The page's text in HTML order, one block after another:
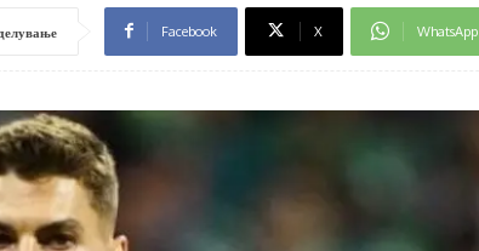
Facebook X WhatsApp